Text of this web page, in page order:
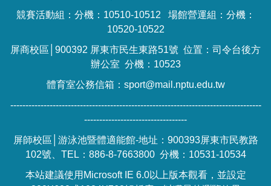
競賽活動組：分機：10510-10512 場館營運組：分機：
10520-10522
屏商校區│900392 屏東市民生東路51號 位置：司令台後方
辦公室 分機：10523
體育室公務信箱：sport@mail.nptu.edu.tw
-----------------------------------------------------------------------------------
----------------------------------
屏師校區│游泳池暨體適能館-地址：900393屏東市民教路
102號、TEL：886-8-7663800 分機：10531-10534
本站建議使用Microsoft IE 6.0以上版本觀看，並設定